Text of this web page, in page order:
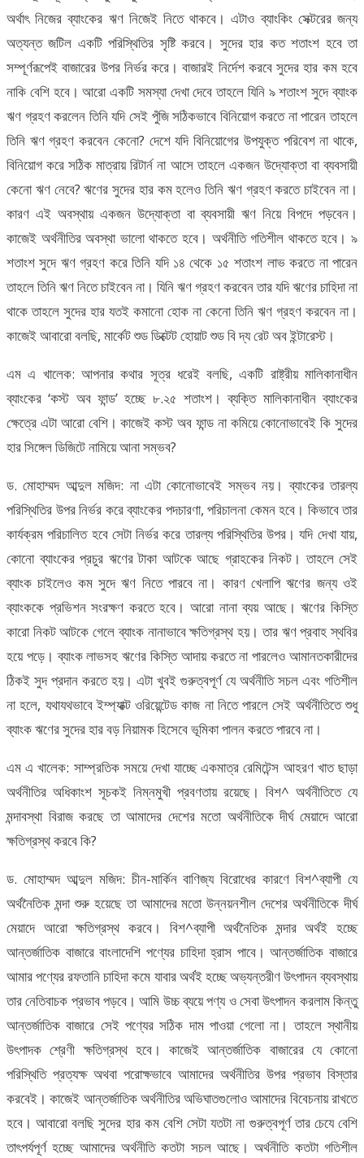
অর্থাৎ নিজের ব্যাংকের ঋণ নিজেই নিতে থাকবে। এটাও ব্যাংকিং সেক্টরের জন্য
অত্যন্ত জটিল একটি পরিস্থিতির সৃষ্টি করবে। সুদের হার কত শতাংশ হবে তা
সম্পূর্ণরূপেই বাজারের উপর নির্ভর করে। বাজারই নির্দেশ করবে সুদের হার কম হবে
নাকি বেশি হবে। আরো একটি সমস্যা দেখা দেবে তাহলে যিনি ৯ শতাংশ সুদে ব্যাংক
ঋণ গ্রহণ করলেন তিনি যদি সেই পুঁজি সঠিকভাবে বিনিয়োগ করতে না পারেন তাহলে
তিনি ঋণ গ্রহণ করবেন কেনো? দেশে যদি বিনিয়োগের উপযুক্ত পরিবেশ না থাকে,
বিনিয়োগ করে সঠিক মাত্রায় রিটার্ন না আসে তাহলে একজন উদ্যোক্তা বা ব্যবসায়ী
কেনো ঋণ নেবে? ঋণের সুদের হার কম হলেও তিনি ঋণ গ্রহণ করতে চাইবেন না।
কারণ এই অবস্থায় একজন উদ্যোক্তা বা ব্যবসায়ী ঋণ নিয়ে বিপদে পড়বেন।
কাজেই অর্থনীতির অবস্থা ভালো থাকতে হবে। অর্থনীতি গতিশীল থাকতে হবে। ৯
শতাংশ সুদে ঋণ গ্রহণ করে তিনি যদি ১৪ থেকে ১৫ শতাংশ লাভ করতে না পারেন
তাহলে তিনি ঋণ নিতে চাইবেন না। যিনি ঋণ গ্রহণ করবেন তার যদি ঋণের চাহিদা না
থাকে তাহলে সুদের হার যতই কমানো হোক না কেনো তিনি ঋণ গ্রহণ করবেন না।
কাজেই আবারো বলছি, মার্কেট শুড ডিক্টেট হোয়াট শুড বি দ্য রেট অব ইন্টারেস্ট।
এম এ খালেক: আপনার কথার সূত্র ধরেই বলছি, একটি রাষ্ট্রীয় মালিকানাধীন
ব্যাংকের ‘কস্ট অব ফান্ড’ হচ্ছে ৮.২৫ শতাংশ। ব্যক্তি মালিকানাধীন ব্যাংকের
ক্ষেত্রে এটা আরো বেশি। কাজেই কস্ট অব ফান্ড না কমিয়ে কোনোভাবেই কি সুদের
হার সিঙ্গেল ডিজিটে নামিয়ে আনা সম্ভব?
ড. মোহাম্মদ আব্দুল মজিদ: না এটা কোনোভাবেই সম্ভব নয়। ব্যাংকের তারল্য
পরিস্থিতির উপর নির্ভর করে ব্যাংকের পদচারণা, পরিচালনা কেমন হবে। কিভাবে তার
কার্যক্রম পরিচালিত হবে সেটা নির্ভর করে তারল্য পরিস্থিতির উপর। যদি দেখা যায়,
কোনো ব্যাংকের প্রচুর ঋণের টাকা আটকে আছে গ্রাহকের নিকট। তাহলে সেই
ব্যাংক চাইলেও কম সুদে ঋণ নিতে পারবে না। কারণ খেলাপি ঋণের জন্য ওই
ব্যাংককে প্রভিশন সংরক্ষণ করতে হবে। আরো নানা ব্যয় আছে। ঋণের কিস্তি
কারো নিকট আটকে গেলে ব্যাংক নানাভাবে ক্ষতিগ্রস্থ হয়। তার ঋণ প্রবাহ স্থবির
হয়ে পড়ে। ব্যাংক লাভসহ ঋণের কিস্তি আদায় করতে না পারলেও আমানতকারীদের
ঠিকই সুদ প্রদান করতে হয়। এটা খুবই গুরুত্বপূর্ণ যে অর্থনীতি সচল এবং গতিশীল
না হলে, যথাযথভাবে ইম্প্যাক্ট ওরিয়েন্টেড কাজ না নিতে পারলে সেই অর্থনীতিতে শুধু
ব্যাংক ঋণের সুদের হার বড় নিয়ামক হিসেবে ভূমিকা পালন করতে পারবে না।
এম এ খালেক: সাম্প্রতিক সময়ে দেখা যাচ্ছে একমাত্র রেমিটেন্স আহরণ খাত ছাড়া
অর্থনীতির অধিকাংশ সূচকই নিম্নমুখী প্রবণতায় রয়েছে। বিশ^ অর্থনীতিতে যে
মন্দাবস্থা বিরাজ করছে তা আমাদের দেশের মতো অর্থনীতিকে দীর্ঘ মেয়াদে আরো
ক্ষতিগ্রস্থ করবে কি?
ড. মোহাম্মদ আব্দুল মজিদ: চীন-মার্কিন বাণিজ্য বিরোধের কারণে বিশ^ব্যাপী যে
অর্থনৈতিক মন্দা শুরু হয়েছে তা আমাদের মতো উন্নয়নশীল দেশের অর্থনীতিকে দীর্ঘ
মেয়াদে আরো ক্ষতিগ্রস্থ করবে। বিশ^ব্যাপী অর্থনৈতিক মন্দার অর্থই হচ্ছে
আন্তর্জাতিক বাজারে বাংলাদেশি পণ্যের চাহিদা হ্রাস পাবে। আন্তর্জাতিক বাজারে
আমার পণ্যের রফতানি চাহিদা কমে যাবার অর্থই হচ্ছে অভ্যন্তরীণ উৎপাদন ব্যবস্থায়
তার নেতিবাচক প্রভাব পড়বে। আমি উচ্চ ব্যয়ে পণ্য ও সেবা উৎপাদন করলাম কিন্তু
আন্তর্জাতিক বাজারে সেই পণ্যের সঠিক দাম পাওয়া গেলো না। তাহলে স্থানীয়
উৎপাদক শ্রেণী ক্ষতিগ্রস্থ হবে। কাজেই আন্তর্জাতিক বাজারের যে কোনো
পরিস্থিতি প্রত্যক্ষ অথবা পরোক্ষভাবে আমাদের অর্থনীতির উপর প্রভাব বিস্তার
করবেই। কাজেই আন্তর্জাতিক অর্থনীতির অভিঘাতগুলোও আমাদের বিবেচনায় রাখতে
হবে। আবারো বলছি সুদের হার কম বেশি সেটা যতটা না গুরুত্বপূর্ণ তার চেযে বেশি
তাৎপর্যপূর্ণ হচ্ছে আমাদের অর্থনীতি কতটা সচল আছে। অর্থনীতি কতটা গতিশীল